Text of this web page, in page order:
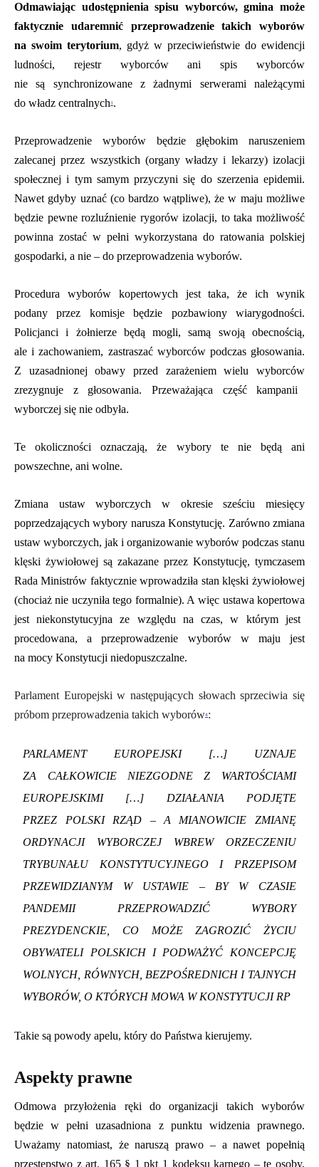
Odmawiając udostępnienia spisu wyborców, gmina może
faktycznie udaremnić przeprowadzenietakich wyborów
na swoim terytorium, gdyż w przeciwieństwie do ewidencji
ludności, rejestr wyborców ani spis wyborców
nie są synchronizowane z żadnymi serwerami należącymi
do władz centralnych3.
Przeprowadzenie wyborów będzie głębokim naruszeniem
zalecanej przez wszystkich (organy władzy i lekarzy)izolacji
społecznej i tym samym przyczyni się do szerzenia epidemii.
Nawet gdyby uznać (co bardzo wątpliwe), żew maju możliwe
będzie pewne rozluźnienie rygorów izolacji, totaka możliwość
powinna zostać w pełni wykorzystana do ratowania polskiej
gospodarki, a nie – do przeprowadzenia wyborów.
Procedura wyborów kopertowych jest taka, żeichwynik
podany przez komisje będzie pozbawionywiarygodności.
Policjanci i żołnierze będąmogli,samą swoją obecnością,
ale i zachowaniem, zastraszać wyborców podczas głosowania.
Z uzasadnionej obawy przed zarażeniemwielu wyborców
zrezygnuje z głosowania. Przeważająca częśćkampanii
wyborczej się nie odbyła.
Te okoliczności oznaczają, że wybory tenie będą ani
powszechne, ani wolne.
Zmiana ustaw wyborczych w okresie sześciu miesięcy
poprzedzających wybory narusza Konstytucję. Zarówno zmiana
ustaw wyborczych, jak i organizowanie wyborów podczas stanu
klęski żywiołowej są zakazane przez Konstytucję, tymczasem
Rada Ministrów faktyczniewprowadziła stan klęski żywiołowej
(chociaż nie uczyniła tego formalnie). A więc ustawa kopertowa
jest niekonstytucyjnaze względu na czas, w którym jest
procedowana, a przeprowadzenie wyborów w maju jest
na mocy Konstytucji niedopuszczalne.
Parlament Europejski w następujących słowach sprzeciwia się
próbom przeprowadzenia takich wyborów4:
PARLAMENT EUROPEJSKI […] UZNAJE
ZA CAŁKOWICIE NIEZGODNE Z WARTOŚCIAMI
EUROPEJSKIMI […] DZIAŁANIA PODJĘTE
PRZEZ POLSKI RZĄD – A MIANOWICIE ZMIANĘ
ORDYNACJI WYBORCZEJ WBREW ORZECZENIU
TRYBUNAŁU KONSTYTUCYJNEGO I PRZEPISOM
PRZEWIDZIANYM W USTAWIE – BY W CZASIE
PANDEMII PRZEPROWADZIĆ WYBORY
PREZYDENCKIE, CO MOŻE ZAGROZIĆ ŻYCIU
OBYWATELI POLSKICH I PODWAŻYĆ KONCEPCJĘ
WOLNYCH, RÓWNYCH, BEZPOŚREDNICH I TAJNYCH
WYBORÓW, O KTÓRYCH MOWA W KONSTYTUCJI RP
Takie są powody apelu, który do Państwa kierujemy.
Aspekty prawne
Odmowa przyłożenia ręki do organizacji takich wyborów
będzie w pełni uzasadniona z punktu widzenia prawnego.
Uważamy natomiast, że naruszą prawo – a nawet popełnią
przestępstwo z art. 165 § 1 pkt 1 kodeksu karnego –te osoby,